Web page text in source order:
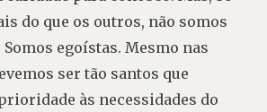
do que os outros, não somos
egoístas. Mesmo nas
ser tão santos que
às necessidades do